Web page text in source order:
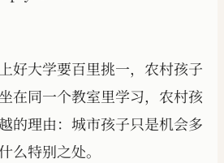
好大学要百里挑一，农村孩子
在同一个教室里学习，农村孩
的理由：城市孩子只是机会多
么特别之处。